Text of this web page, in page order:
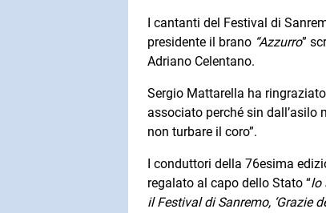
I cantanti del Festival di
presidente il brano “Azzurro”
Adriano Celentano.
Sergio Mattarella ha
associato perché sin dall’asilo
non turbare il coro”.
I conduttori della 76esima
regalato al capo dello Stato “lo
il Festival di Sanremo, ‘Grazie